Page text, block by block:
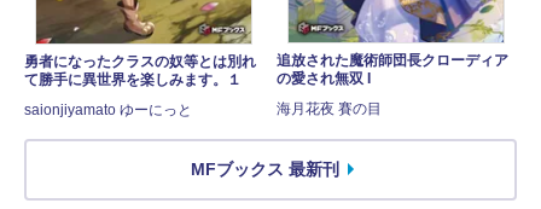
勇者になったクラスの奴等とは別れ
て勝手に異世界を楽しみます。１
saionjiyamato ゆーにっと
追放された魔術師団長クローディア
の愛され無双 I
海月花夜 賽の目
MFブックス 最新刊